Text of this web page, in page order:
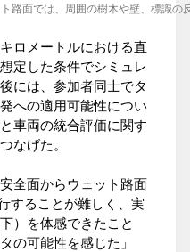
路面では、周囲の樹木や壁、標識
ロメートルにおける直
定した条件でシミュレ
には、参加者同士でタ
への適用可能性につい
車両の統合評価に関す
なげた。
全面からウェット路面
することが難しく、実
）を体感できたこと
の可能性を感じた」